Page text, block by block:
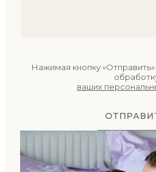
Нажимая кнопку
ваших